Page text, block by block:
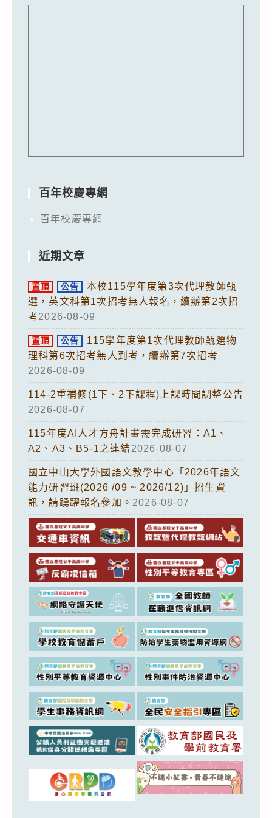
百年校慶專網
百年校慶專網
近期文章
置頂 公告
本校115學年度第3次代理教師甄
選，英文科第1次招考無人報名，續辦第2次招
考2026-08-09
置頂 公告
115學年度第1次代理教師甄選物
理科第6次招考無人到考，續辦第7次招考
2026-08-09
114-2重補修(1下、2下課程)上課時間調整公告
2026-08-07
115年度AI人才方舟計畫需完成研習：A1、
A2、A3、B5-1之連結2026-08-07
國立中山大學外國語文教學中心「2026年語文
能力研習班(2026 /09 ~ 2026/12)」招生資
訊，請踴躍報名參加。 2026-08-07